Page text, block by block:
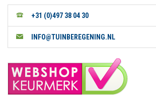
+31 (0)497 38 04 30
INFO@TUINBEREGENING.NL